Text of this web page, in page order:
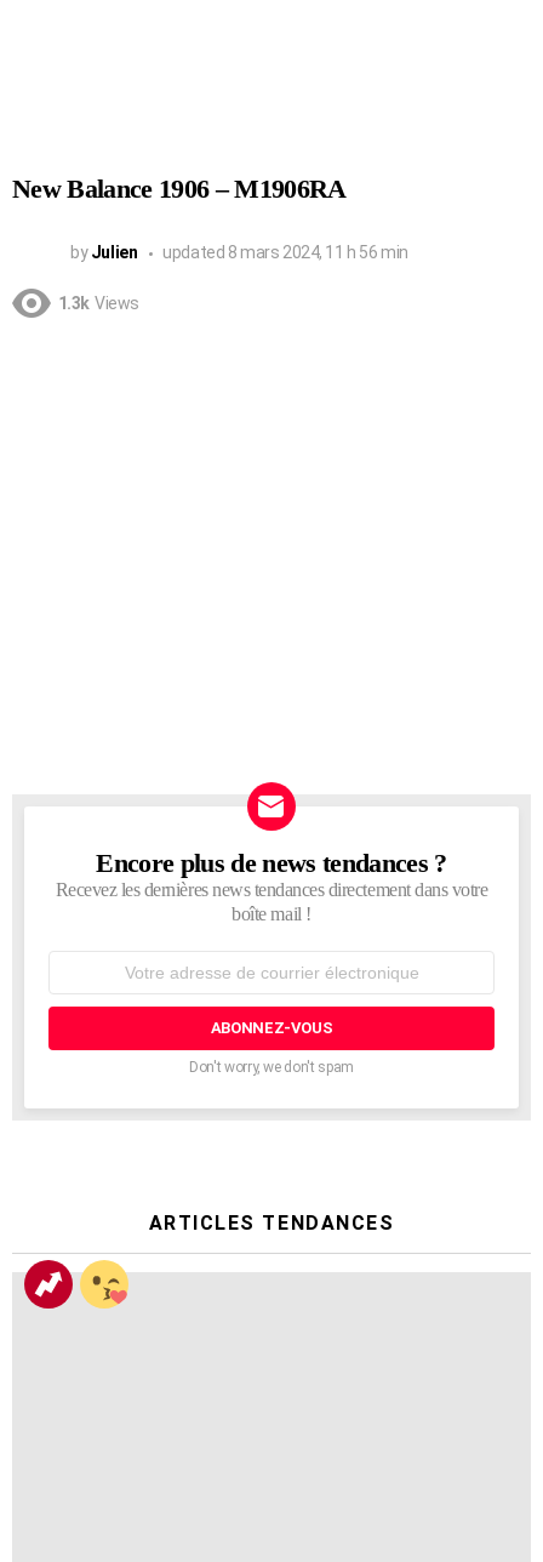
New Balance 1906 – M1906RA
by Julien updated 8 mars 2024, 11 h 56 min
1.3k Views
NEWSLETTER
Encore plus de news tendances ?
Recevez les dernières news tendances directement dans votre
boîte mail !
courrier
Don't worry, we don't spam
ARTICLES TENDANCES